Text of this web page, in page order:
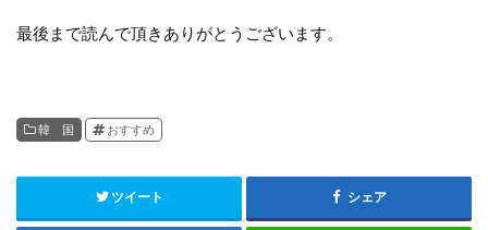
最後まで読んで頂きありがとうございます。
韓 国 おすすめ
ツイート シェア